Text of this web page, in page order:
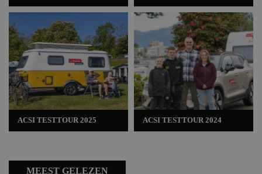
ACSI TESTTOUR 2025 ACSI TESTTOUR 2024
MEEST GELEZEN